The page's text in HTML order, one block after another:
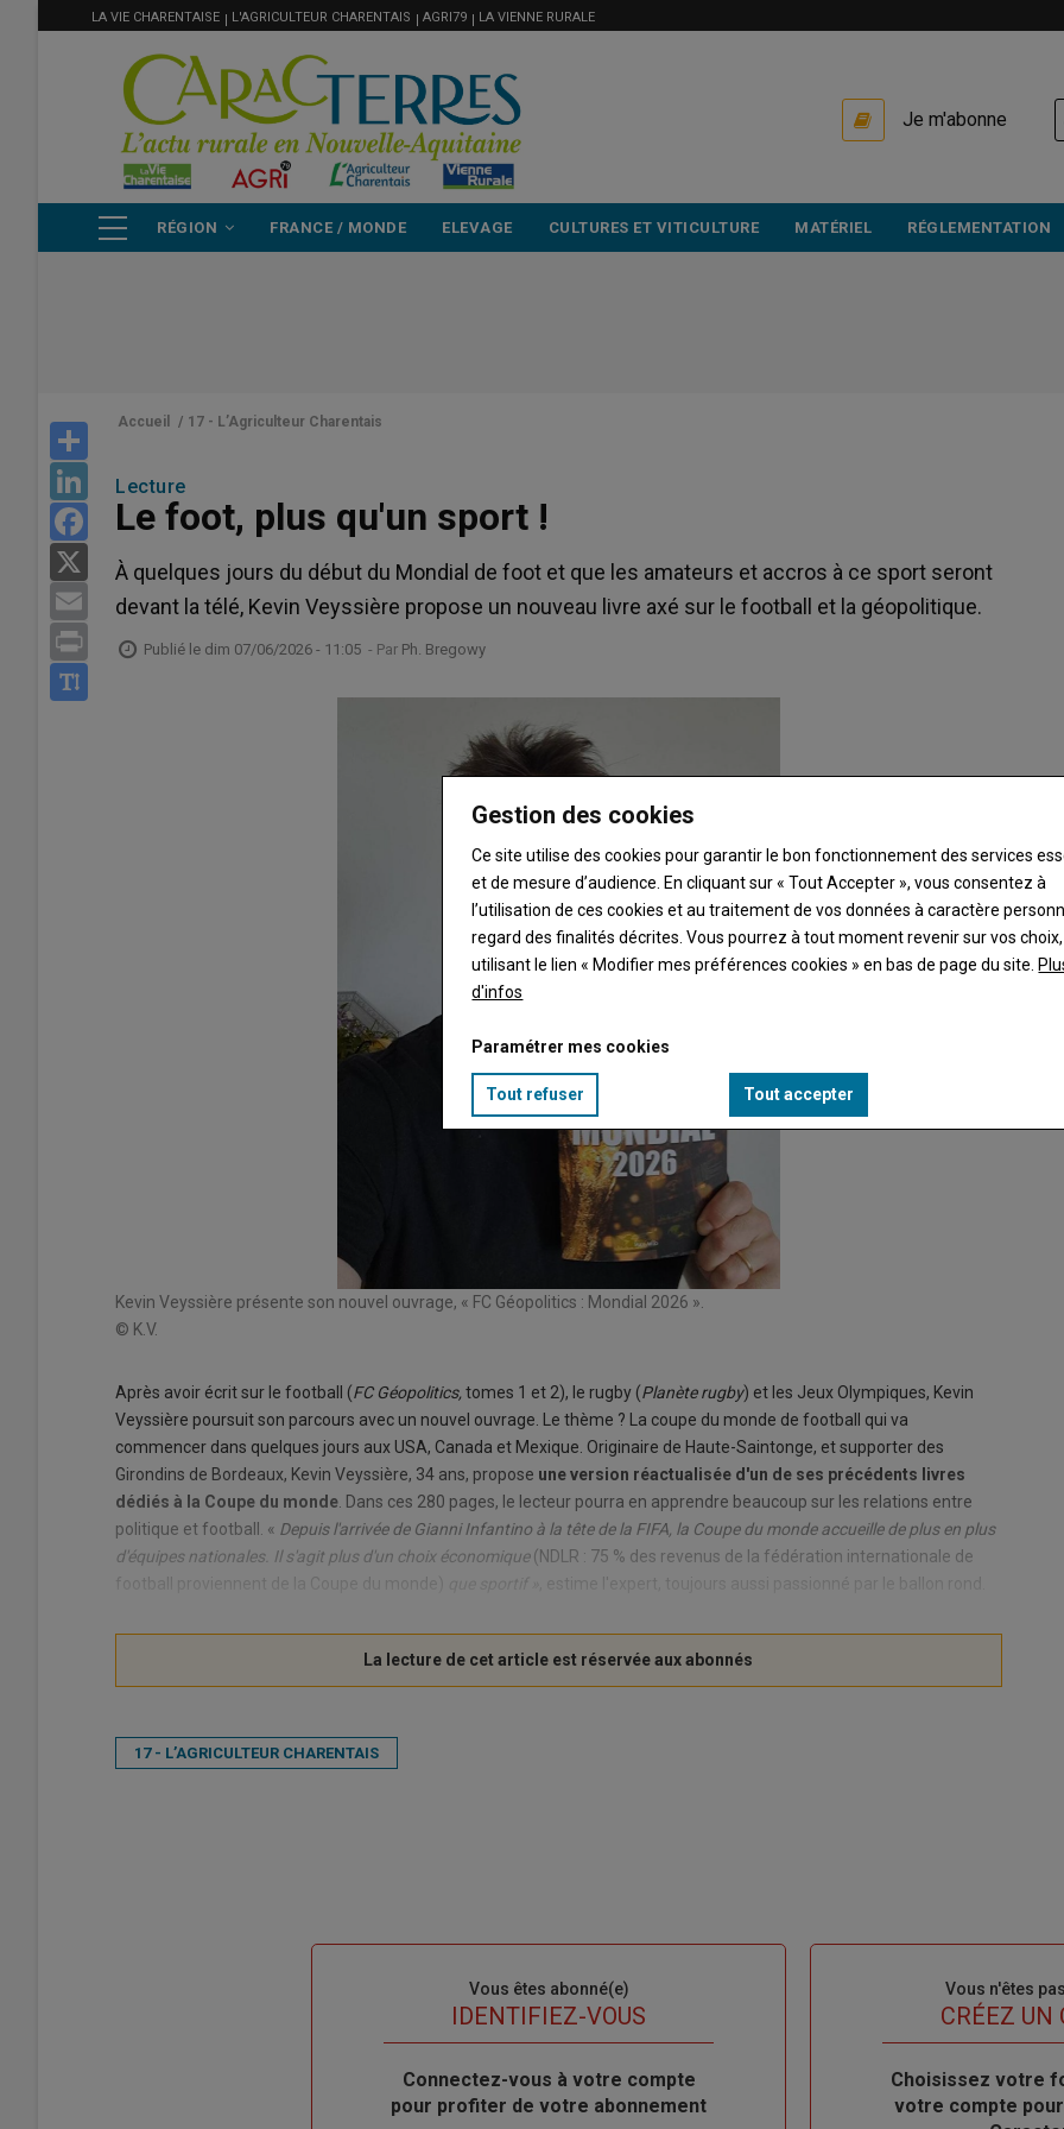
MENU
FILIÈRE
LA VIE CHARENTAISE L'AGRICULTEUR CHARENTAIS AGRI79 LA VIENNE RURALE
Je m'abonne
PRINCIPALE
RÉGION FRANCE / MONDE ELEVAGE CULTURES ET VITICULTURE MATÉRIEL RÉGLEMENTATION
LinkedIn
Facebook
Email
Print
Accueil / 17 - L’Agriculteur Charentais
Lecture
Le foot, plus qu'un sport !
À quelques jours du début du Mondial de foot et que les amateurs et accros à ce sport seront
devant la télé, Kevin Veyssière propose un nouveau livre axé sur le football et la géopolitique.
Publié le dim 07/06/2026 - 11:05 - Par Ph. Bregowy
Kevin Veyssière présente son nouvel ouvrage, « FC Géopolitics : Mondial 2026 ».
© K.V.
Après avoir écrit sur le football (FC Géopolitics, tomes 1 et 2), le rugby (Planète rugby) et les Jeux Olympiques, Kevin
Veyssière poursuit son parcours avec un nouvel ouvrage. Le thème ? La coupe du monde de football qui va
commencer dans quelques jours aux USA, Canada et Mexique. Originaire de Haute-Saintonge, et supporter des
Girondins de Bordeaux, Kevin Veyssière, 34 ans, propose une version réactualisée d'un de ses précédents livres
dédiés à la Coupe du monde . Dans ces 280 pages, le lecteur pourra en apprendre beaucoup sur les relations entre
politique et football. « Depuis l'arrivée de Gianni Infantino à la tête de la FIFA, la Coupe du monde accueille de plus en plus
d'équipes nationales. Il s'agit plus d'un choix économique(NDLR : 75 % des revenus de la fédération internationale de
, estime l'expert, toujours aussi passionné par le ballon rond.
17 - L’AGRICULTEUR CHARENTAIS
Vous êtes abonné(e)
IDENTIFIEZ-VOUS
Body
Connectez-vous à votre compte
pour profiter de votre abonnement
Vous n'êtes
TITRECRÉEZ UN
Body
Choisissez votre
votre compte
Gestion des cookies
Ce site utilise des cookies pour garantir le bon fonctionnement des services
et de mesure d’audience. En cliquant sur « Tout Accepter », vous consentez à
l’utilisation de ces cookies et au traitement de vos données à caractère
regard des finalités décrites. Vous pourrez à tout moment revenir sur vos
utilisant le lien « Modifier mes préférences cookies » en bas de page du site.
d'infos
Paramétrer mes cookies
Tout refuser Tout accepter